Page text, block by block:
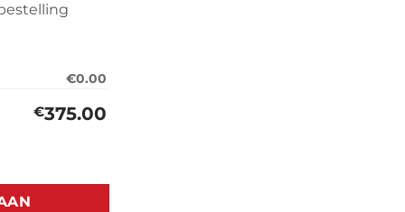
€0.00
€375.00